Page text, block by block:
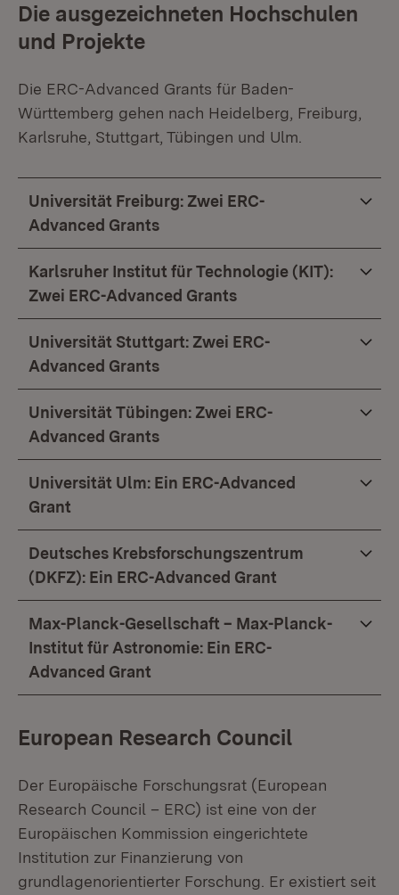
Die ausgezeichneten Hochschulen
und Projekte
Die ERC-Advanced Grants für Baden-
Württemberg gehen nach Heidelberg, Freiburg,
Karlsruhe, Stuttgart, Tübingen und Ulm.
Universität Freiburg: Zwei ERC-
Advanced Grants
Karlsruher Institut für Technologie (KIT):
Zwei ERC-Advanced Grants
Universität Stuttgart: Zwei ERC-
Advanced Grants
Universität Tübingen: Zwei ERC-
Advanced Grants
Universität Ulm: Ein ERC-Advanced
Grant
Deutsches Krebsforschungszentrum
(DKFZ): Ein ERC-Advanced Grant
Max-Planck-Gesellschaft – Max-Planck-
Institut für Astronomie: Ein ERC-
Advanced Grant
European Research Council
Der Europäische Forschungsrat (European
Research Council – ERC) ist eine von der
Europäischen Kommission eingerichtete
Institution zur Finanzierung von
grundlagenorientierter Forschung. Er existiert seit